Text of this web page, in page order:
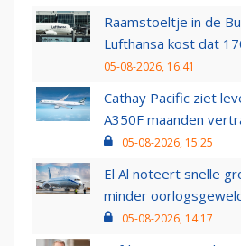
Raamstoeltje in de
Lufthansa kost dat
05-08-2026, 16:41
Cathay Pacific ziet
A350F maanden
05-08-2026, 15:25
El Al noteert snelle
minder
05-08-2026, 14:17